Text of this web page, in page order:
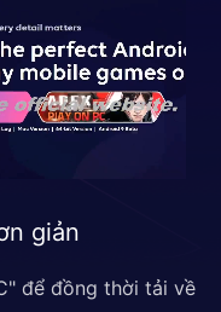
giản
để đồng thời tải về